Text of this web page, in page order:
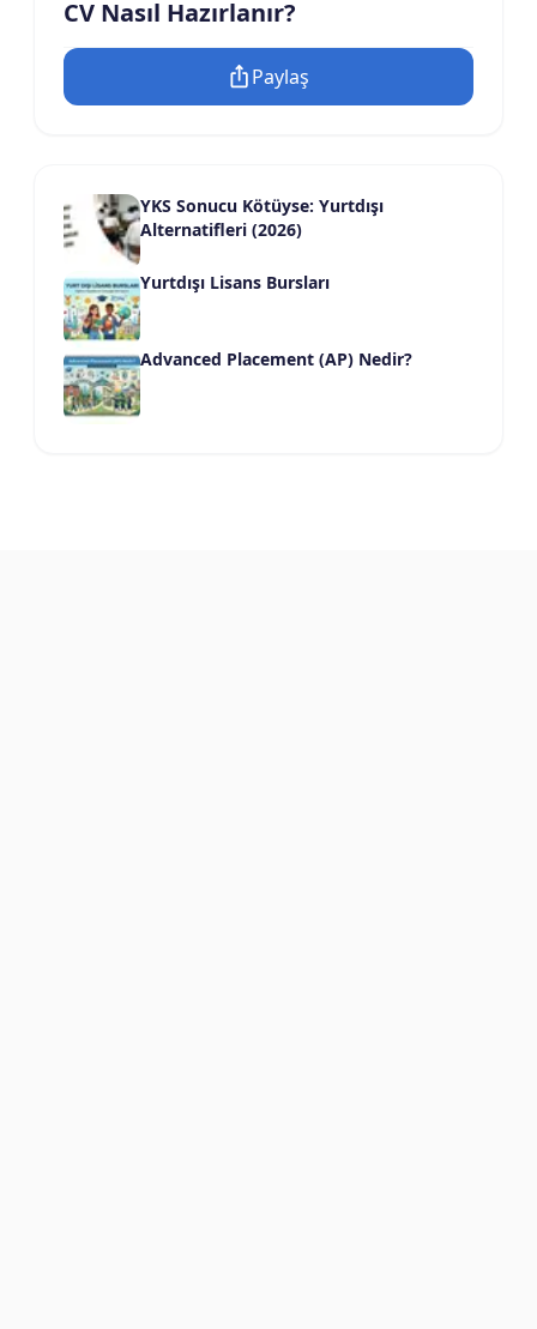
CV Nasıl Hazırlanır?
Paylaş
YKS Sonucu Kötüyse: Yurtdışı
Alternatifleri (2026)
Yurtdışı Lisans Bursları
Advanced Placement (AP) Nedir?